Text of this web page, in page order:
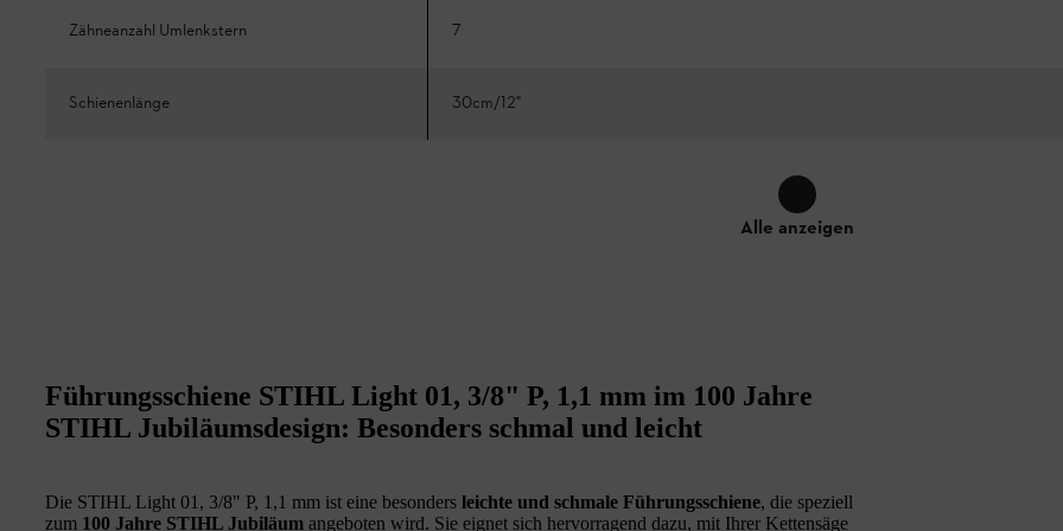
Zähneanzahl Umlenkstern 7
Schienenlänge 30cm/12"
Alle anzeigen
Führungsschiene STIHL Light 01, 3/8" P, 1,1 mm im 100 Jahre
STIHL Jubiläumsdesign: Besonders schmal und leicht
Die STIHL Light 01, 3/8" P, 1,1 mm ist eine besonders leichte und schmale Führungsschiene, die speziell
zum 100 Jahre STIHL Jubiläum angeboten wird. Sie eignet sich hervorragend dazu, mit Ihrer Kettensäge